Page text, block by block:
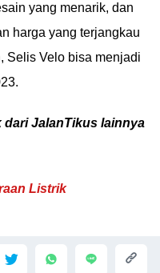
yang menarik, dan
harga yang terjangkau
Selis Velo bisa menjadi
dari JalanTikus lainnya
Listrik